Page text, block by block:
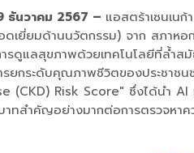
ธันวาคม 2567 – แอสตร้าเซนเน
เยี่ยมด้านนวัตกรรม) จาก สภาห
รดูแลสุขภาพด้วยเทคโนโลยีที่ล้ำ
รยกระดับคุณภาพชีวิตของประชา
(CKD) Risk Score" ซึ่งได้นำ AI
ทสำคัญอย่างมากต่อการตรวจหา